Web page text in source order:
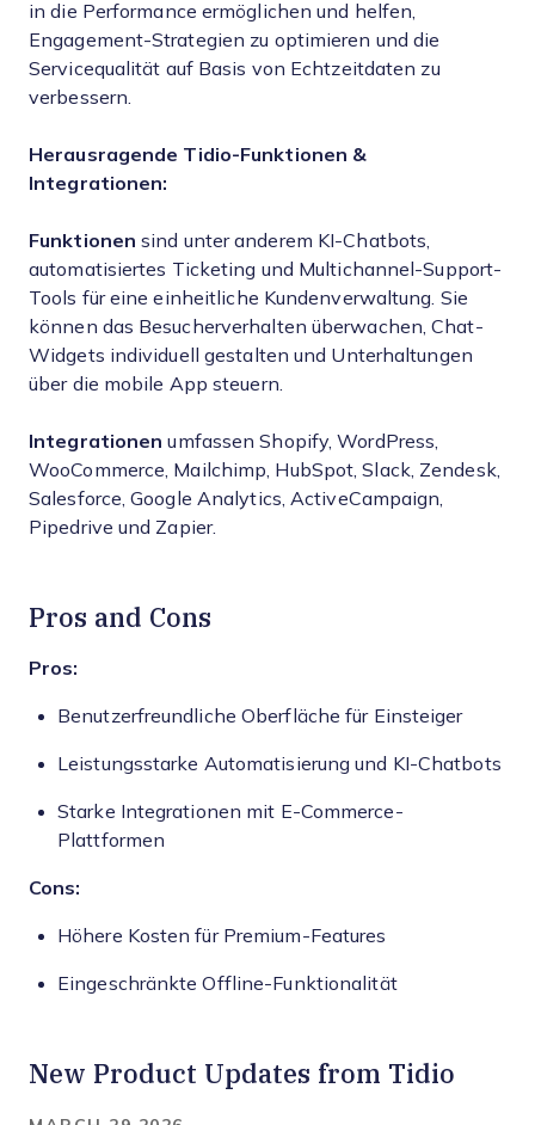
in die Performance ermöglichen und helfen,
Engagement-Strategien zu optimieren und die
Servicequalität auf Basis von Echtzeitdaten zu
verbessern.
Herausragende Tidio-Funktionen &
Integrationen:
Funktionen sind unter anderem KI-Chatbots,
automatisiertes Ticketing und Multichannel-Support-
Tools für eine einheitliche Kundenverwaltung. Sie
können das Besucherverhalten überwachen, Chat-
Widgets individuell gestalten und Unterhaltungen
über die mobile App steuern.
Integrationen umfassen Shopify, WordPress,
WooCommerce, Mailchimp, HubSpot, Slack, Zendesk,
Salesforce, Google Analytics, ActiveCampaign,
Pipedrive und Zapier.
Pros and Cons
Pros:
Benutzerfreundliche Oberfläche für Einsteiger
Leistungsstarke Automatisierung und KI-Chatbots
Starke Integrationen mit E-Commerce-
Plattformen
Cons:
Höhere Kosten für Premium-Features
Eingeschränkte Offline-Funktionalität
New Product Updates from Tidio